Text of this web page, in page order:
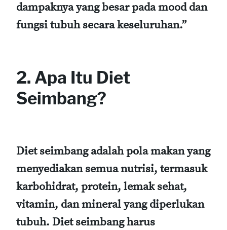
dampaknya yang besar pada mood dan
fungsi tubuh secara keseluruhan.”
2. Apa Itu Diet
Seimbang?
Diet seimbang adalah pola makan yang
menyediakan semua nutrisi, termasuk
karbohidrat, protein, lemak sehat,
vitamin, dan mineral yang diperlukan
tubuh. Diet seimbang harus